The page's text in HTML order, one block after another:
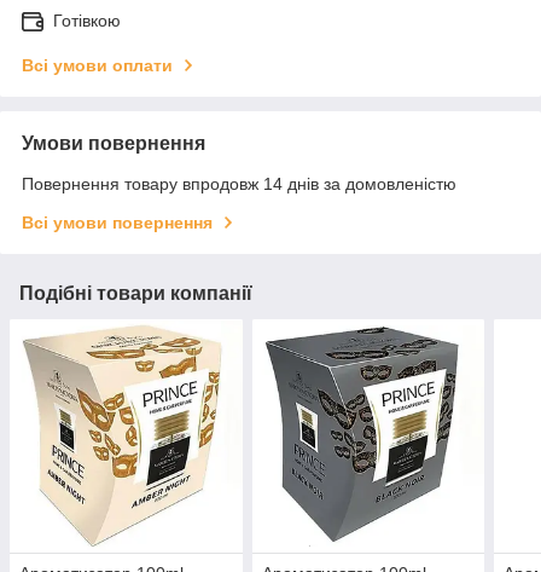
Готівкою
Всі умови оплати
Умови повернення
Повернення товару впродовж 14 днів за домовленістю
Всі умови повернення
Подібні товари компанії